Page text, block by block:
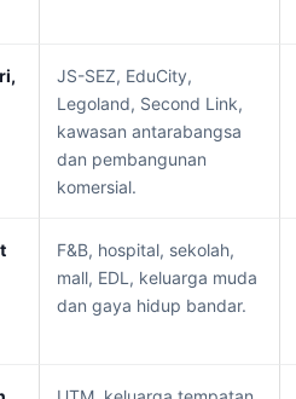
JS-SEZ, EduCity,
Legoland, Second Link,
kawasan antarabangsa
dan pembangunan
komersial.
F&B, hospital, sekolah,
mall, EDL, keluarga muda
dan gaya hidup bandar.